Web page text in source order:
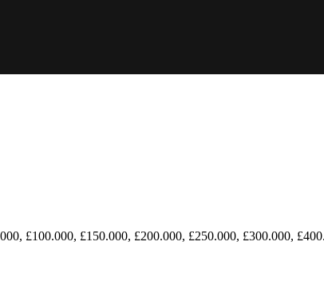
£100.000, £150.000, £200.000, £250.000, £300.000,